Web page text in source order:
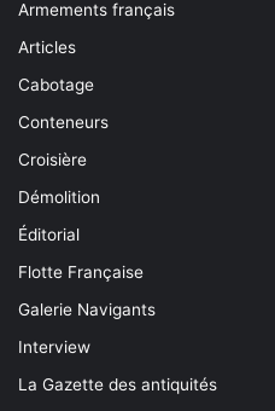
Armements français
Articles
Cabotage
Conteneurs
Croisière
Démolition
Éditorial
Flotte Française
Galerie Navigants
Interview
La Gazette des antiquités